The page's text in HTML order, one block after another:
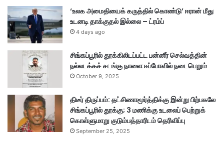
‘உலக அமைதியைக் கருத்தில் கொண்டு’ ஈரான் மீது
உடனடி தாக்குதல் இல்லை – ட்ரம்ப்
4 days ago
சிங்கப்பூரில் தூக்கிலிடப்பட்ட பன்னீர் செல்வத்தின்
நல்லடக்கச் சடங்கு நாளை ஈப்போவில் நடைபெறும்
October 9, 2025
திடீர் திருப்பம்: தட்சிணாமூர்த்திக்கு இன்று பிற்பகலே
சிங்கப்பூரில் தூக்கு; 3 மணிக்கு உடலைப் பெற்றுக்
கொள்ளுமாறு குடும்பத்தாரிடம் தெரிவிப்பு
September 25, 2025